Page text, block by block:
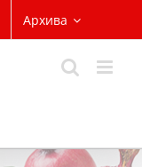
Архива